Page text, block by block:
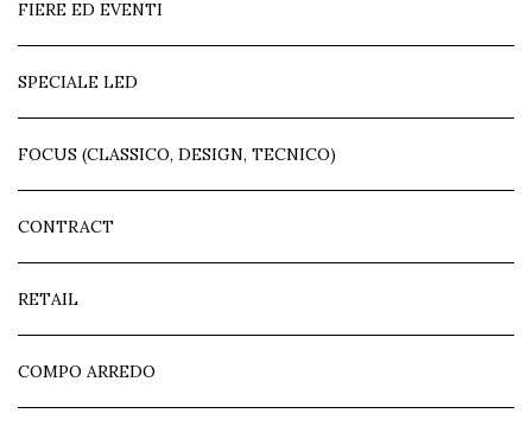
FIERE ED EVENTI
SPECIALE LED
FOCUS (CLASSICO, DESIGN, TECNICO)
CONTRACT
RETAIL
COMPO ARREDO